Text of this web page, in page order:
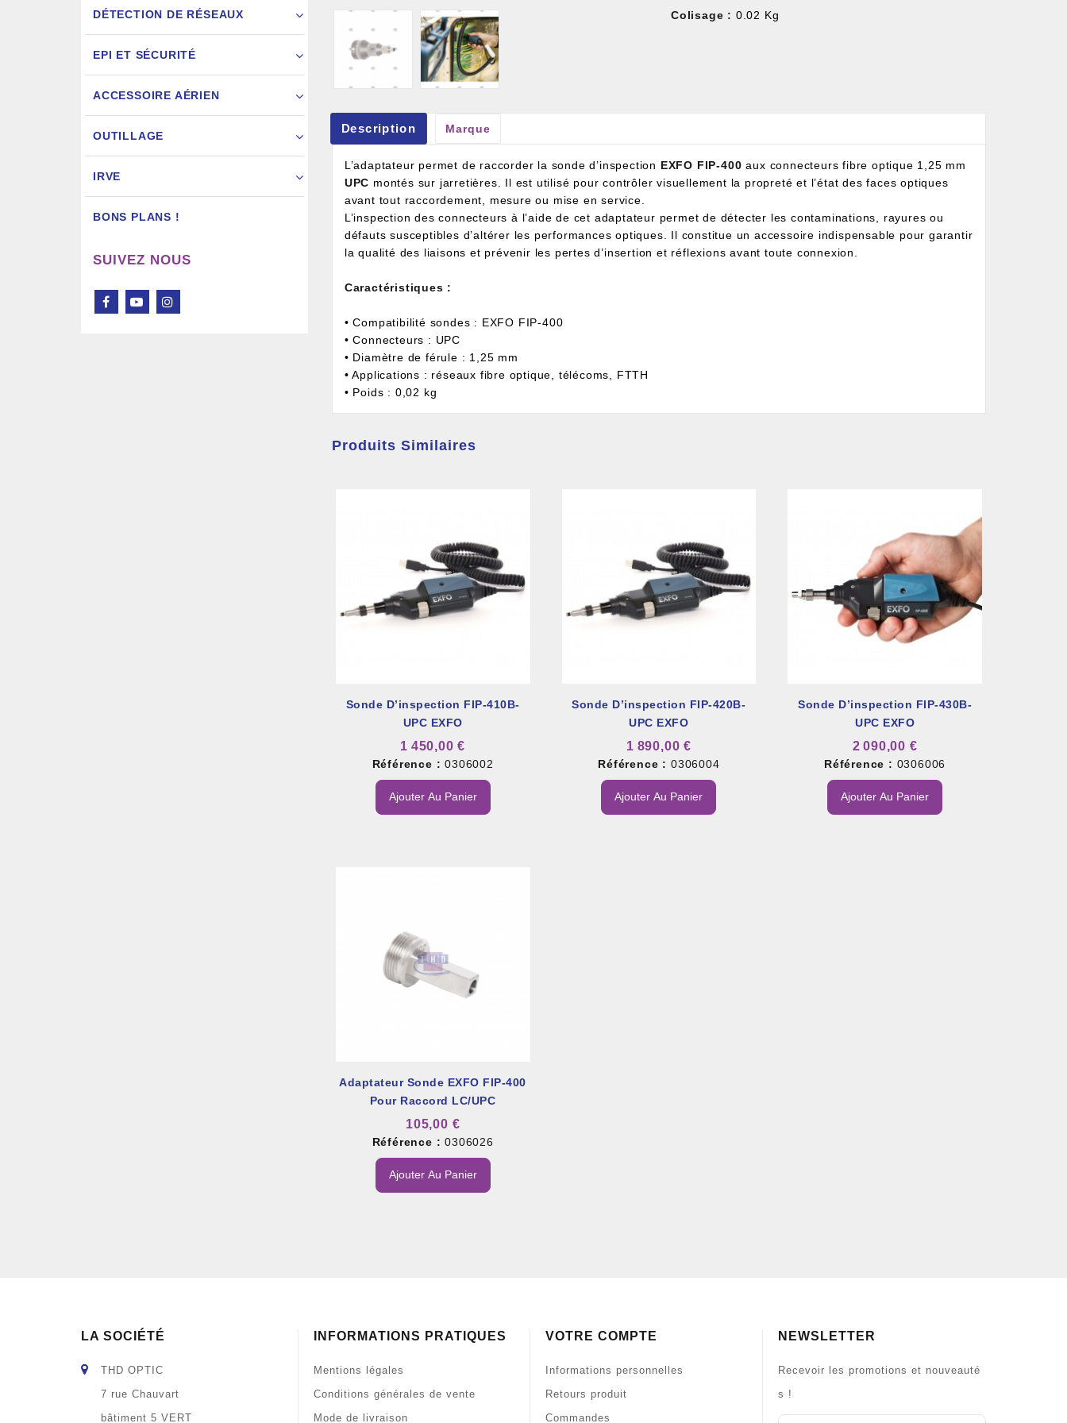
DÉTECTION DE RÉSEAUX
EPI ET SÉCURITÉ
ACCESSOIRE AÉRIEN
OUTILLAGE
IRVE
BONS PLANS !
SUIVEZ NOUS
Colisage : 0.02 Kg
Description Marque
L’adaptateur permet de raccorder la sonde d’inspection EXFO FIP-400 aux connecteurs fibre optique 1,25 mm
UPC montés sur jarretières. Il est utilisé pour contrôler visuellement la propreté et l’état des faces optiques
avant tout raccordement, mesure ou mise en service.
L’inspection des connecteurs à l’aide de cet adaptateur permet de détecter les contaminations, rayures ou
défauts susceptibles d’altérer les performances optiques. Il constitue un accessoire indispensable pour garantir
la qualité des liaisons et prévenir les pertes d’insertion et réflexions avant toute connexion.
Caractéristiques :
• Compatibilité sondes : EXFO FIP-400
• Connecteurs : UPC
• Diamètre de férule : 1,25 mm
• Applications : réseaux fibre optique, télécoms, FTTH
• Poids : 0,02 kg
Produits Similaires
Sonde D’inspection FIP-410B-
UPC EXFO
1 450,00 €
Référence : 0306002
Ajouter Au Panier
Sonde D’inspection FIP-420B-
UPC EXFO
1 890,00 €
Référence : 0306004
Ajouter Au Panier
Sonde D’inspection FIP-430B-
UPC EXFO
2 090,00 €
Référence : 0306006
Ajouter Au Panier
Adaptateur Sonde EXFO FIP-400
Pour Raccord LC/UPC
105,00 €
Référence : 0306026
Ajouter Au Panier
LA SOCIÉTÉ
THD OPTIC
7 rue Chauvart
bâtiment 5 VERT
INFORMATIONS PRATIQUES
Mentions légales
Conditions générales de vente
Mode de livraison
VOTRE COMPTE
Informations personnelles
Retours produit
Commandes
NEWSLETTER
Recevoir les promotions et nouveauté
s !